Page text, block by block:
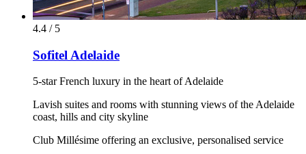
4.4 / 5
Sofitel Adelaide
5-star French luxury in the heart of Adelaide
Lavish suites and rooms with stunning views of the Adelaide
coast, hills and city skyline
Club Millésime offering an exclusive, personalised service